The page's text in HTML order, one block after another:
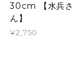
30cm 【水兵さ
ん】
¥2,750